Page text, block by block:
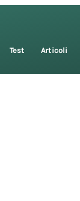
Test Articoli